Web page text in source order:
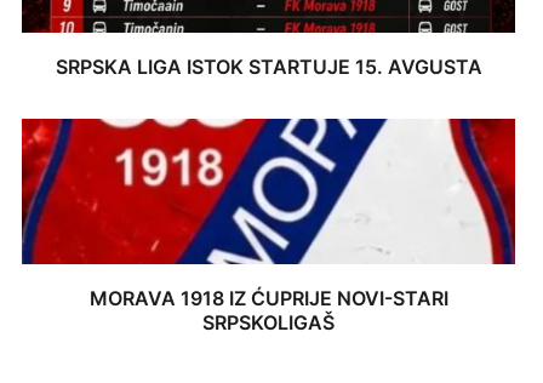
SRPSKA LIGA ISTOK STARTUJE 15. AVGUSTA
MORAVA 1918 IZ ĆUPRIJE NOVI-STARI
SRPSKOLIGAŠ